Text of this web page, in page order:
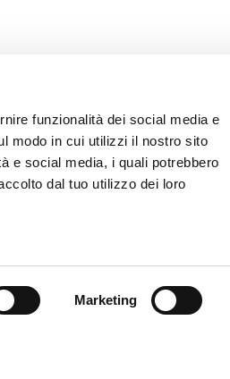
funzionalità dei social media e
modo in cui utilizzi il nostro sito
e social media, i quali potrebbero
dal tuo utilizzo dei loro
Marketing